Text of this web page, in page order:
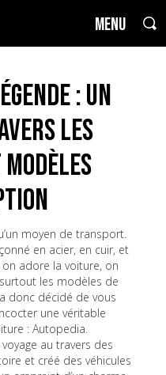
MENU
: un
les
moyen de transport.
en acier, en cuir, et
adore la voiture, on
les modèles de
donc décidé de vous
une véritable
: Autopedia.
au travers des
et créé des véhicules